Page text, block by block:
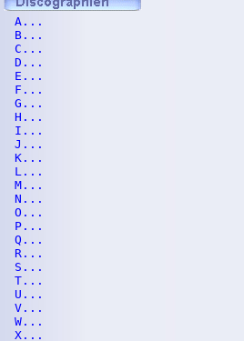
A...
B...
C...
D...
E...
F...
G...
H...
I...
J...
K...
L...
M...
N...
O...
P...
Q...
R...
S...
T...
U...
V...
W...
X...